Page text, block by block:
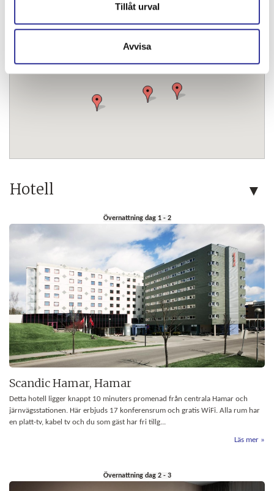
Tillåt urval
Avvisa
Hotell
Övernattning dag 1 - 2
Scandic Hamar, Hamar
Detta hotell ligger knappt 10 minuters promenad från centrala Hamar och
järnvägsstationen. Här erbjuds 17 konferensrum och gratis WiFi. Alla rum har
en platt-tv, kabel tv och du som gäst har fri tillg...
Läs mer
Övernattning dag 2 - 3